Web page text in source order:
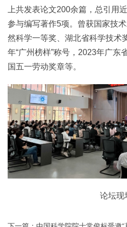
上共发表论文200余篇，总引用
参与编写著作5项。曾获国家技
然科学一等奖、湖北省科学技术
年“广州榜样”称号，2023年广东
国五一劳动奖章等。
论坛现